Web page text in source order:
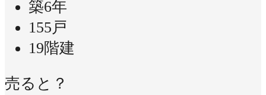
築6年
155戸
19階建
売ると？